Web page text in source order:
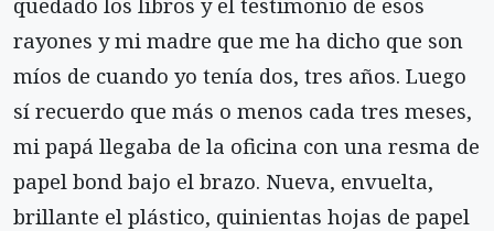
rayones y mi madre que me ha dicho que son
míos de cuando yo tenía dos, tres años. Luego
sí recuerdo que más o menos cada tres meses,
mi papá llegaba de la oficina con una resma de
papel bond bajo el brazo. Nueva, envuelta,
brillante el plástico, quinientas hojas de papel